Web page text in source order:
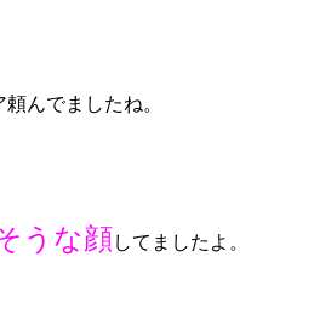
んでましたね。
うな顔してましたよ。